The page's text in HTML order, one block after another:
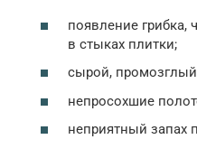
появление грибка,
в стыках плитки;
сырой,
непросохшие
неприятный запах